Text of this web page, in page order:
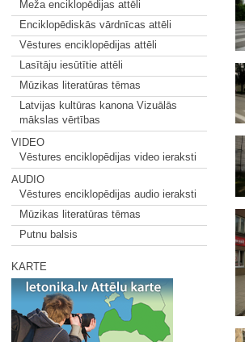
Meža enciklopēdijas attēli
Enciklopēdiskās vārdnīcas attēli
Vēstures enciklopēdijas attēli
Lasītāju iesūtītie attēli
Mūzikas literatūras tēmas
Latvijas kultūras kanona Vizuālās
mākslas vērtības
VIDEO
Vēstures enciklopēdijas video ieraksti
AUDIO
Vēstures enciklopēdijas audio ieraksti
Mūzikas literatūras tēmas
Putnu balsis
KARTE